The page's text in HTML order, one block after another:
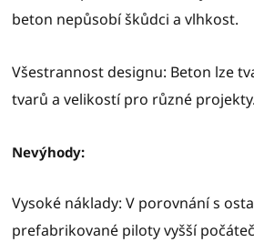
beton nepůsobí škůdci a vlhkost.
Všestrannost designu: Beton lze
tvarů a velikostí pro různé projekty.
Nevýhody:
Vysoké náklady: V porovnání s
prefabrikované piloty vyšší